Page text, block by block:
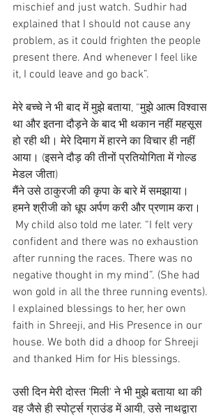
mischief and just watch. Sudhir had
explained that I should not cause any
problem, as it could frighten the people
present there. And whenever I feel like
it, I could leave and go back”.
मेरे बच्चे ने भी बाद में मुझे बताया, “मुझे आत्म विश्वास
था और इतना दौड़ने के बाद भी थकान नहीं महसूस
हो रही थी। मेरे दिमाग में हारने का विचार ही नहीं
आया। (इसने दौड़ की तीनों प्रतियोगिता में गोल्ड
मेडल जीता)
मैंने उसे ठाकुरजी की कृपा के बारे में समझाया।
हमने श्रीजी को धूप अर्पण करी और प्रणाम करा।
confident and there was no exhaustion
after running the races. There was no
negative thought in my mind”. (She had
won gold in all the three running events).
I explained blessings to her, her own
faith in Shreeji, and His Presence in our
house. We both did a dhoop for Shreeji
and thanked Him for His blessings.
उसी दिन मेरी दोस्त 'मिली' ने भी मुझे बताया था की
वह जैसे ही स्पोर्ट्स ग्राउंड में आयी, उसे नाथद्वारा